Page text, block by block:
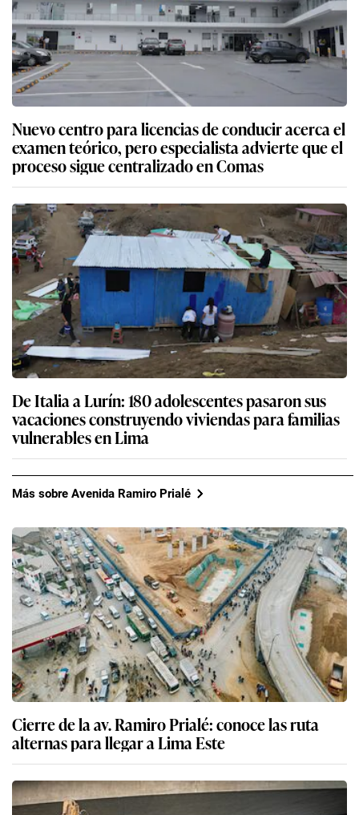
Nuevo centro para licencias de conducir acerca el
examen teórico, pero especialista advierte que el
proceso sigue centralizado en Comas
De Italia a Lurín: 180 adolescentes pasaron sus
vacaciones construyendo viviendas para familias
vulnerables en Lima
Más sobre Avenida Ramiro Prialé
Cierre de la av. Ramiro Prialé: conoce las ruta
alternas para llegar a Lima Este